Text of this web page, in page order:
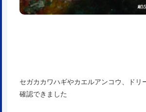
セガカカワハギやカエルアンコウ、ドリ
確認できました